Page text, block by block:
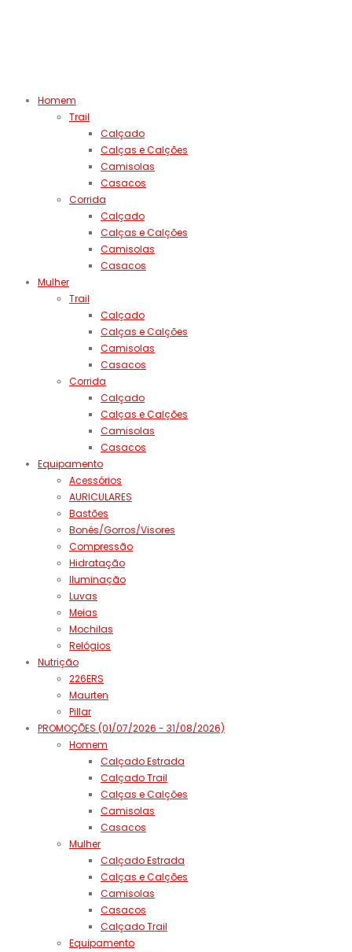
Homem
Trail
Calçado
Calças e Calções
Camisolas
Casacos
Corrida
Calçado
Calças e Calções
Camisolas
Casacos
Mulher
Trail
Calçado
Calças e Calções
Camisolas
Casacos
Corrida
Calçado
Calças e Calções
Camisolas
Casacos
Equipamento
Acessórios
AURICULARES
Bastões
Bonés/Gorros/Visores
Compressão
Hidratação
Iluminação
Luvas
Meias
Mochilas
Relógios
Nutrição
226ERS
Maurten
Pillar
PROMOÇÕES (01/07/2026 - 31/08/2026)
Homem
Calçado Estrada
Calçado Trail
Calças e Calções
Camisolas
Casacos
Mulher
Calçado Estrada
Calças e Calções
Camisolas
Casacos
Calçado Trail
Equipamento